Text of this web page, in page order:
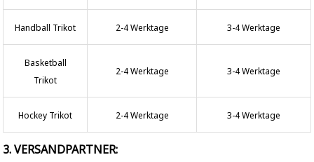
Handball Trikot 2-4 Werktage 3-4 Werktage
Basketball
Trikot
2-4 Werktage 3-4 Werktage
Hockey Trikot 2-4 Werktage 3-4 Werktage
3. VERSANDPARTNER: